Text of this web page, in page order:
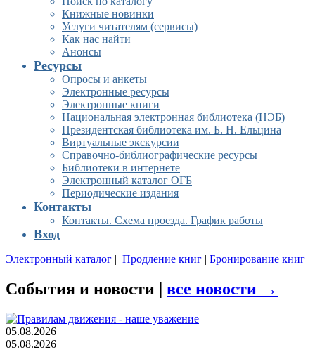
Книжные новинки
Услуги читателям (сервисы)
Как нас найти
Анонсы
Ресурсы
Опросы и анкеты
Электронные ресурсы
Электронные книги
Национальная электронная библиотека (НЭБ)
Президентская библиотека им. Б. Н. Ельцина
Виртуальные экскурсии
Справочно-библиографические ресурсы
Библиотеки в интернете
Электронный каталог ОГБ
Периодические издания
Контакты
Контакты. Схема проезда. График работы
Вход
Электронный каталог | Продление книг | Бронирование книг |
События и новости | все новости →
05.08.2026
05.08.2026